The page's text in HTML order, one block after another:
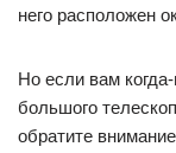
Но если вам
большого
обратите